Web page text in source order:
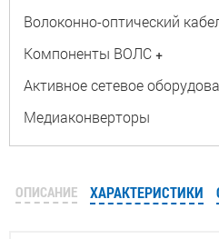
Волоконно-оптический
Компоненты ВОЛС +
Активное сетевое
Медиаконверторы
ОПИСАНИЕ ХАРАКТЕРИСТИКИ